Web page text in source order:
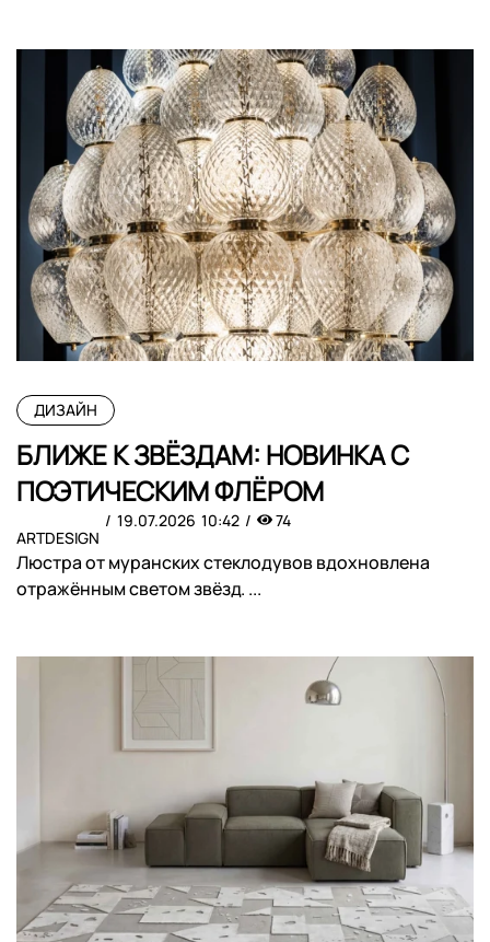
ДИЗАЙН
БЛИЖЕ К ЗВЁЗДАМ: НОВИНКА С
ПОЭТИЧЕСКИМ ФЛЁРОМ
ARTDESIGN
19.07.2026 10:42 74
Люстра от муранских стеклодувов вдохновлена
отражённым светом звёзд. ...